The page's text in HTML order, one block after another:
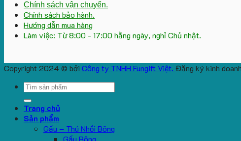
Chính sách vận chuyển.
Chính sách bảo hành.
Hướng dẫn mua hàng
Làm việc: Từ 8:00 - 17:00 hằng ngày, nghỉ Chủ nhật.
Copyright 2024 © bởi Công ty TNHH Fungift Việt. Đăng ký kinh
Search
Trang chủ
Sản phẩm
Gấu – Thú Nhồi Bông